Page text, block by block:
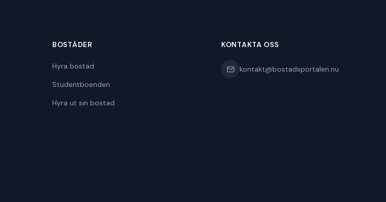
BOSTÄDER
Hyra bostad
Studentboenden
Hyra ut sin bostad
KONTAKTA OSS
kontakt@bostadsportalen.nu